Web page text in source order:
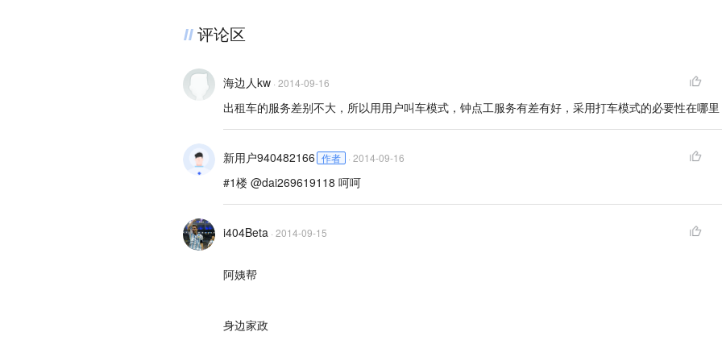
评论区
海边人kw · 2014-09-16
出租车的服务差别不大，所以用用户叫车模式，钟点工服务有差有好，采用打车模式的必要性在哪里
新用户940482166 作者 · 2014-09-16
#1楼 @dai269619118 呵呵
i404Beta · 2014-09-15
阿姨帮
身边家政